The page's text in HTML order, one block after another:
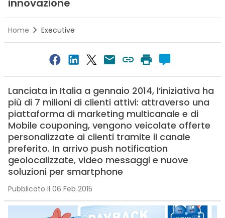
innovazione
Home Executive
Lanciata in Italia a gennaio 2014, l’iniziativa ha
più di 7 milioni di clienti attivi: attraverso una
piattaforma di marketing multicanale e di
Mobile couponing, vengono veicolate offerte
personalizzate ai clienti tramite il canale
preferito. In arrivo push notification
geolocalizzate, video messaggi e nuove
soluzioni per smartphone
Pubblicato il 06 Feb 2015